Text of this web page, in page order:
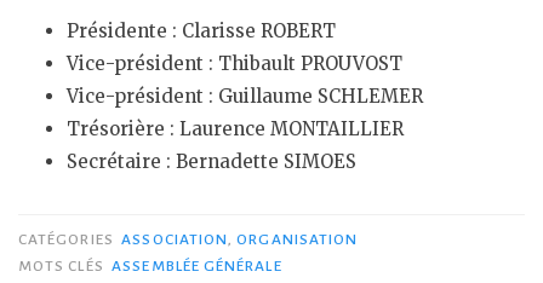
Présidente : Clarisse ROBERT
Vice-président : Thibault PROUVOST
Vice-président : Guillaume SCHLEMER
Trésorière : Laurence MONTAILLIER
Secrétaire : Bernadette SIMOES
CATÉGORIES ASSOCIATION ,ORGANISATION
MOTS CLÉS ASSEMBLÉE GÉNÉRALE